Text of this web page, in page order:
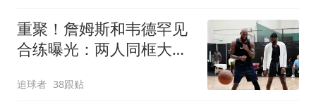
重聚！詹姆斯和韦德罕见
合练曝光：两人同框大笑
追球者 38跟贴